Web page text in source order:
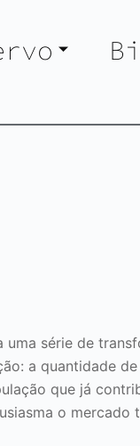
série de
a quantidade
que já
o mercado